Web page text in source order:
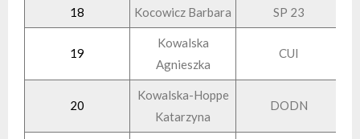
18 Kocowicz Barbara SP 23
19
Kowalska
Agnieszka
CUI
20
Kowalska-Hoppe
Katarzyna
DODN